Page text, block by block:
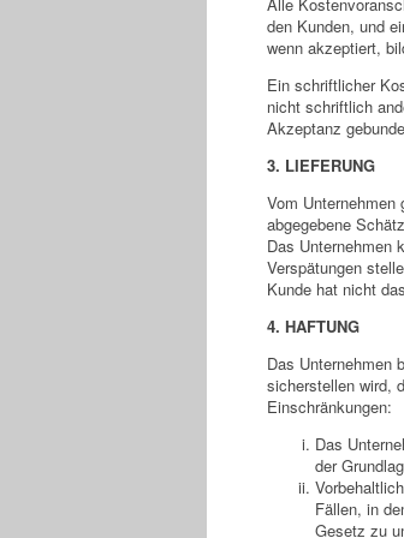
den Kunden, und
wenn akzeptiert,
Ein schriftlicher
nicht schriftlich
Akzeptanz
3. LIEFERUNG
Vom
abgegebene
Das Unternehmen
Verspätungen
Kunde hat nicht
4. HAFTUNG
Das Unternehmen
sicherstellen wird,
Einschränkungen:
Das
der
Fällen, in
Gesetz zu